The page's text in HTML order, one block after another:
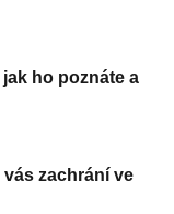
ho poznáte a
zachrání ve